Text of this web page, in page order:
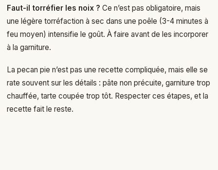
Faut-il torréfier les noix ? Ce n’est pas obligatoire, mais
une légère torréfaction à sec dans une poêle (3-4 minutes à
feu moyen) intensifie le goût. À faire avant de les incorporer
à la garniture.
La pecan pie n’est pas une recette compliquée, mais elle se
rate souvent sur les détails : pâte non précuite, garniture trop
chauffée, tarte coupée trop tôt. Respecter ces étapes, et la
recette fait le reste.